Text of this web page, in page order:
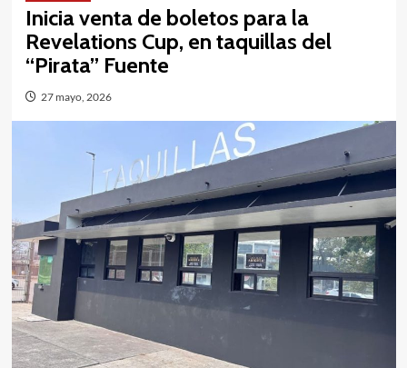
Inicia venta de boletos para la
Revelations Cup, en taquillas del
“Pirata” Fuente
27 mayo, 2026